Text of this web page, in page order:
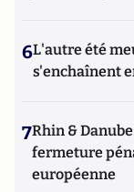
6L'autre été
s'enchaînent
7Rhin &
fermeture
européenne